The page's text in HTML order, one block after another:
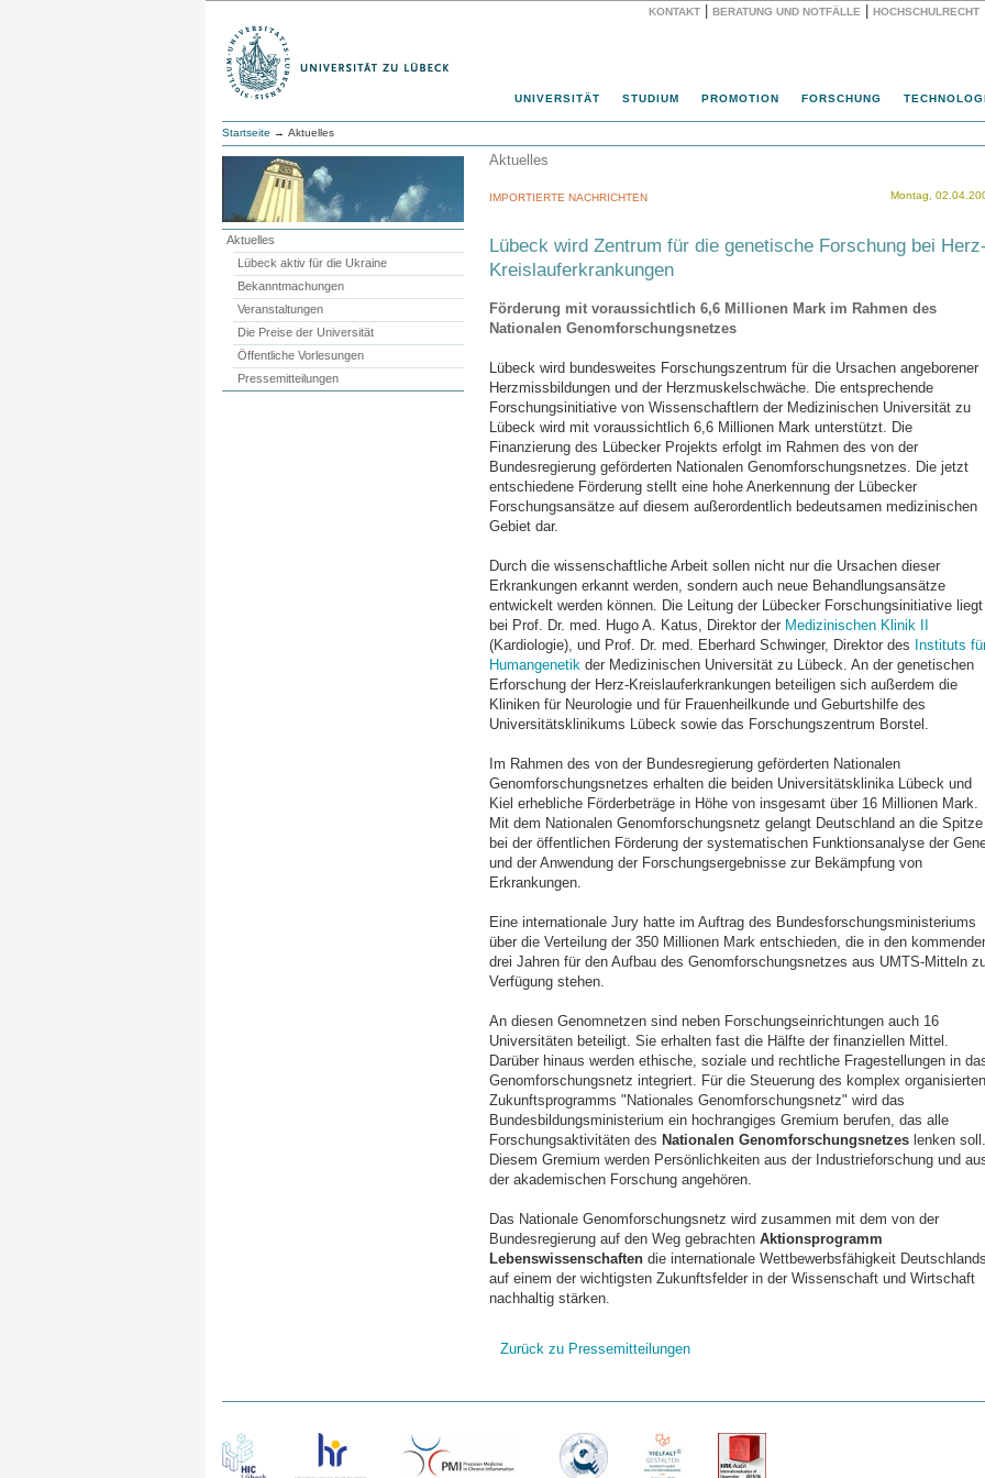
KONTAKT BERATUNG UND NOTFÄLLE HOCHSCHULRECHT
UNIVERSITÄT STUDIUM PROMOTION FORSCHUNG
Startseite → Aktuelles
Aktuelles
Lübeck aktiv für die Ukraine
Bekanntmachungen
Veranstaltungen
Die Preise der Universität
Öffentliche Vorlesungen
Pressemitteilungen
Aktuelles
Montag,
IMPORTIERTE NACHRICHTEN
Lübeck wird Zentrum für die genetische Forschung bei Herz-
Kreislauferkrankungen
Förderung mit voraussichtlich 6,6 Millionen Mark im Rahmen des
Nationalen Genomforschungsnetzes
Lübeck wird bundesweites Forschungszentrum für die Ursachen angeborener
Herzmissbildungen und der Herzmuskelschwäche. Die entsprechende
Forschungsinitiative von Wissenschaftlern der Medizinischen Universität zu
Lübeck wird mit voraussichtlich 6,6 Millionen Mark unterstützt. Die
Finanzierung des Lübecker Projekts erfolgt im Rahmen des von der
Bundesregierung geförderten Nationalen Genomforschungsnetzes. Die jetzt
entschiedene Förderung stellt eine hohe Anerkennung der Lübecker
Forschungsansätze auf diesem außerordentlich bedeutsamen medizinischen
Gebiet dar.
Durch die wissenschaftliche Arbeit sollen nicht nur die Ursachen dieser
Erkrankungen erkannt werden, sondern auch neue Behandlungsansätze
entwickelt werden können. Die Leitung der Lübecker Forschungsinitiative liegt
bei Prof. Dr. med. Hugo A. Katus, Direktor der Medizinischen Klinik II
(Kardiologie), und Prof. Dr. med. Eberhard Schwinger, Direktor des Instituts
Humangenetikder Medizinischen Universität zu Lübeck. An der genetischen
Erforschung der Herz-Kreislauferkrankungen beteiligen sich außerdem die
Kliniken für Neurologie und für Frauenheilkunde und Geburtshilfe des
Universitätsklinikums Lübeck sowie das Forschungszentrum Borstel.
Im Rahmen des von der Bundesregierung geförderten Nationalen
Genomforschungsnetzes erhalten die beiden Universitätsklinika Lübeck und
Kiel erhebliche Förderbeträge in Höhe von insgesamt über 16 Millionen Mark.
Mit dem Nationalen Genomforschungsnetz gelangt Deutschland an die Spitze
bei der öffentlichen Förderung der systematischen Funktionsanalyse der
und der Anwendung der Forschungsergebnisse zur Bekämpfung von
Erkrankungen.
Eine internationale Jury hatte im Auftrag des Bundesforschungsministeriums
über die Verteilung der 350 Millionen Mark entschieden, die in den
drei Jahren für den Aufbau des Genomforschungsnetzes aus UMTS-Mitteln
Verfügung stehen.
An diesen Genomnetzen sind neben Forschungseinrichtungen auch 16
Universitäten beteiligt. Sie erhalten fast die Hälfte der finanziellen Mittel.
Darüber hinaus werden ethische, soziale und rechtliche Fragestellungen in
Genomforschungsnetz integriert. Für die Steuerung des komplex organisierten
Zukunftsprogramms "Nationales Genomforschungsnetz" wird das
Bundesbildungsministerium ein hoch­rangiges Gremium berufen, das alle
Forschungsaktivitäten des Nationalen Genomforschungsnetzeslenken soll.
Diesem Gremium werden Persönlichkeiten aus der Industrieforschung und
der akademischen Forschung angehören.
Das Nationale Genomforschungsnetz wird zusammen mit dem von der
Bundesregierung auf den Weg gebrachten Aktionsprogramm
Lebenswissenschaftendie internationale Wettbewerbsfähigkeit Deutschlands
auf einem der wichtigsten Zukunftsfelder in der Wissenschaft und Wirtschaft
nachhaltig stärken.
Zurück zu Pressemitteilungen